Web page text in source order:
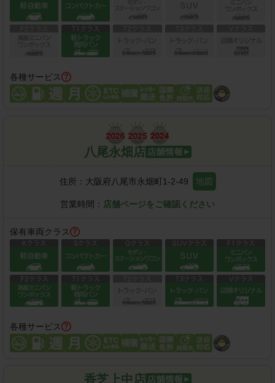
各種サービス
八尾永畑店
住所： 大阪府八尾市永畑町1-2-49 地図
営業時間： 店舗ページをご確認ください
保有車両クラス
各種サービス
香芝上中店